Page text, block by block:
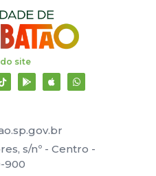
site
s/nº - Centro -
900